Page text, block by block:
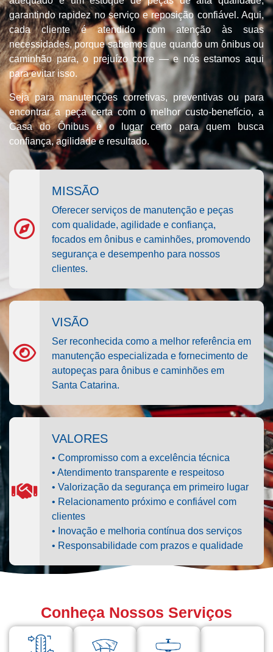
garantindo rapidez no serviço e reposição confiável. Aqui,
cada cliente é atendido com atenção às suas
necessidades, porque sabemos que quando um ônibus ou
caminhão para, o prejuízo corre — e nós estamos aqui
para evitar isso.
Seja para manutenções corretivas, preventivas ou para
encontrar a peça certa com o melhor custo-benefício, a
Casa do Ônibus é o lugar certo para quem busca
confiança, agilidade e resultado.
MISSÃO
Oferecer serviços de manutenção e peças
com qualidade, agilidade e confiança,
focados em ônibus e caminhões, promovendo
segurança e desempenho para nossos
clientes.
VISÃO
Ser reconhecida como a melhor referência em
manutenção especializada e fornecimento de
autopeças para ônibus e caminhões em
Santa Catarina.
VALORES
• Compromisso com a excelência técnica
• Atendimento transparente e respeitoso
• Valorização da segurança em primeiro lugar
• Relacionamento próximo e confiável com
clientes
• Inovação e melhoria contínua dos serviços
• Responsabilidade com prazos e qualidade
Conheça Nossos Serviços